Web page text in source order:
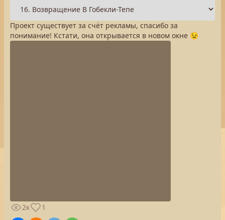
Проект существует за счёт рекламы, спасибо за
понимание! Кстати, она открывается в новом окне 😉
2к
1